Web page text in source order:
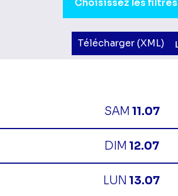
Choisissez les filtres
Télécharger (XML)
SAM 11.07
DIM 12.07
LUN 13.07